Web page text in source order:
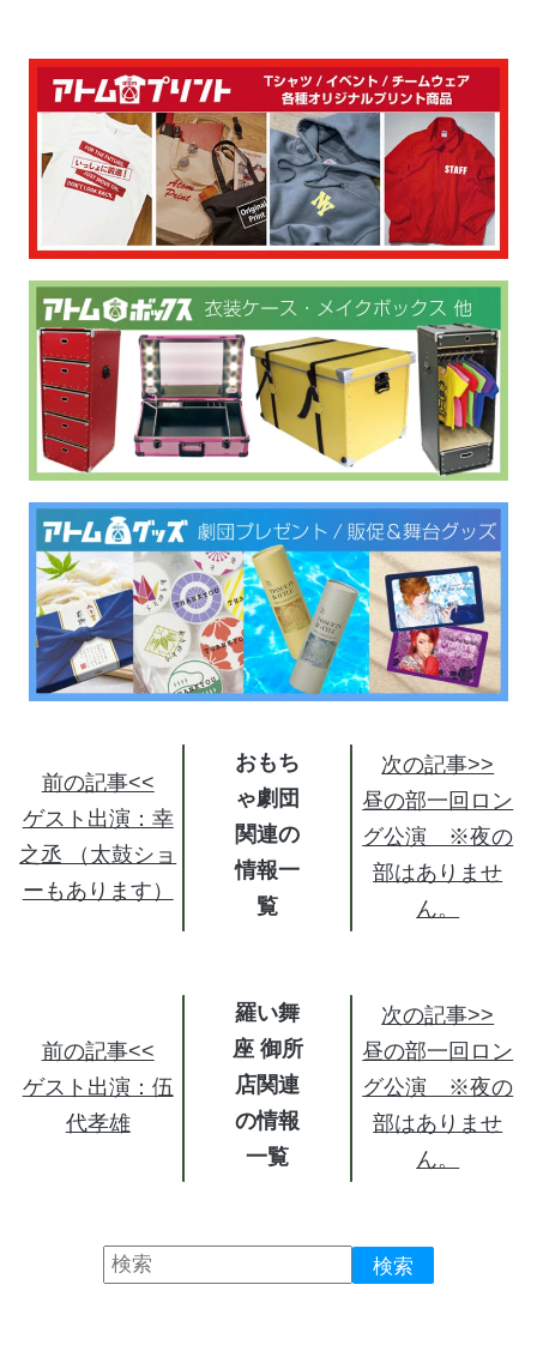
前の記事<<
ゲスト出演：幸
之丞 （太鼓ショ
ーもあります）
おもち
ゃ劇団
関連の
情報
次の記事>>
昼の部一回ロン
グ公演 ※夜の
部はありませ
ん。
前の記事<<
ゲスト出演：伍
代孝雄
羅い舞
座 御所
店関連
の情報
次の記事>>
昼の部一回ロン
グ公演 ※夜の
部はありませ
ん。